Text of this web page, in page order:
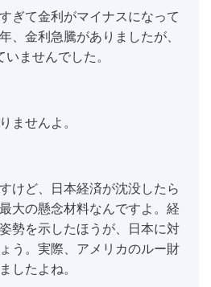
ぎて金利がマイナスになって
、金利急騰がありましたが、
ませんでした。
せんよ。
けど、日本経済が沈没したら
大の懸念材料なんですよ。経
勢を示したほうが、日本に対
う。実際、アメリカのルー財
したよね。